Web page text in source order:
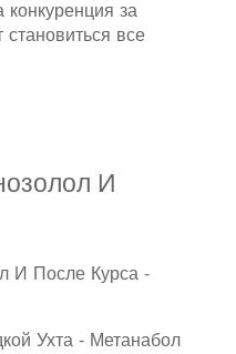
конкуренция за
становиться все
И
И После Курса -
Ухта - Метанабол